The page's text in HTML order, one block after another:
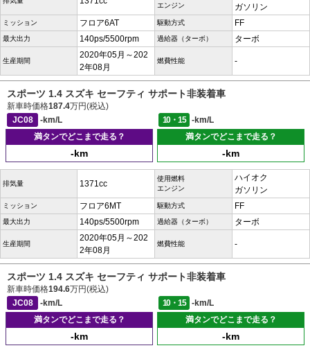
エンジン
ガソリン
ミッション フロア6AT 駆動方式 FF
最大出力 140ps/5500rpm 過給器（ターボ） ターボ
生産期間
2020年05月～202
2年08月
燃費性能 -
スポーツ 1.4 スズキ セーフティ サポート非装着車
新車時価格187.4万円(税込)
JC08
-km/L 10・15
-km/L
満タンでどこまで走る？
-km
満タンでどこまで走る？
-km
排気量 1371cc
使用燃料
エンジン
ハイオク
ガソリン
ミッション フロア6MT 駆動方式 FF
最大出力 140ps/5500rpm 過給器（ターボ） ターボ
生産期間
2020年05月～202
2年08月
燃費性能 -
スポーツ 1.4 スズキ セーフティ サポート非装着車
新車時価格194.6万円(税込)
JC08
-km/L 10・15
-km/L
満タンでどこまで走る？
-km
満タンでどこまで走る？
-km